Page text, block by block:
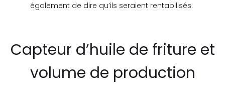
également de dire qu’ils seraient rentabilisés.
Capteur d’huile de friture et
volume de production